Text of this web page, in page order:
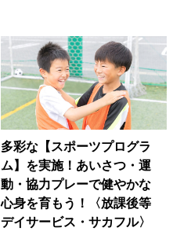
多彩な【スポーツプログラ
ム】を実施！あいさつ・運
動・協力プレーで健やかな
心身を育もう！〈放課後等
デイサービス・サカフル〉